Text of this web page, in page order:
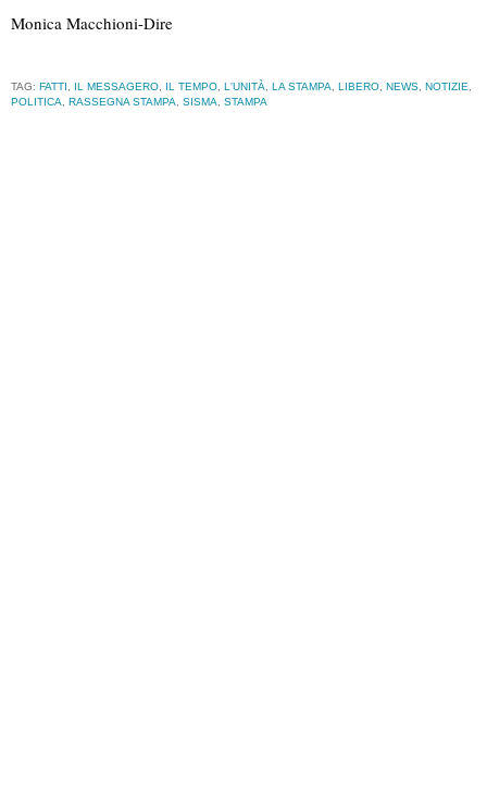
Monica Macchioni-Dire
TAG: FATTI, IL MESSAGERO, IL TEMPO, L'UNITÀ, LA STAMPA, LIBERO, NEWS, NOTIZIE,
POLITICA, RASSEGNA STAMPA, SISMA, STAMPA